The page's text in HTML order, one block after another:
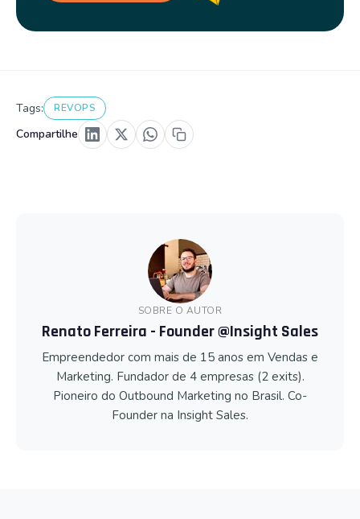
Tags: REVOPS
Compartilhe
SOBRE O AUTOR
Renato Ferreira - Founder @Insight Sales
Empreendedor com mais de 15 anos em Vendas e
Marketing. Fundador de 4 empresas (2 exits).
Pioneiro do Outbound Marketing no Brasil. Co-
Founder na Insight Sales.